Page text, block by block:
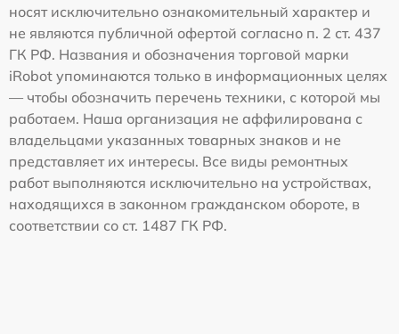
носят исключительно ознакомительный характер и
не являются публичной офертой согласно п. 2 ст. 437
ГК РФ. Названия и обозначения торговой марки
iRobot упоминаются только в информационных целях
— чтобы обозначить перечень техники, с которой мы
работаем. Наша организация не аффилирована с
владельцами указанных товарных знаков и не
представляет их интересы. Все виды ремонтных
работ выполняются исключительно на устройствах,
находящихся в законном гражданском обороте, в
соответствии со ст. 1487 ГК РФ.